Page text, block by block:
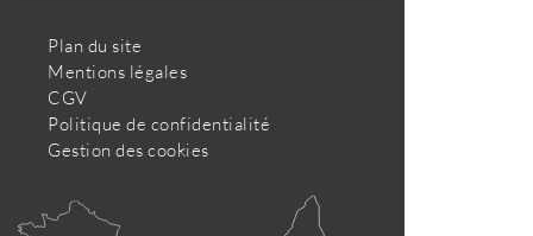
Plan du site
Mentions légales
CGV
Politique de confidentialité
Gestion des cookies